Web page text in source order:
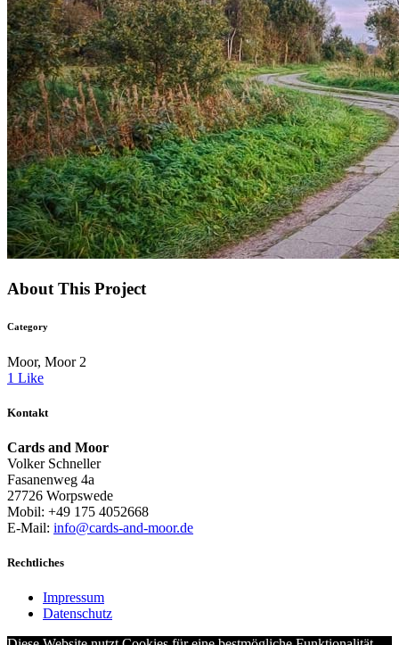
About This Project
Category
Moor, Moor 2
1 Like
Kontakt
Cards and Moor
Volker Schneller
Fasanenweg 4a
27726 Worpswede
Mobil: +49 175 4052668
E-Mail: info@cards-and-moor.de
Rechtliches
Impressum
Datenschutz